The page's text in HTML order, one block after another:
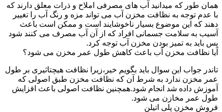
همان طور که میدانید آب های مصرفی املاح و ذرات معلق دارند که
با عدم توجه به نظافت مخزن آب می تواند مزه و رنگ آب را تغییر
دهند که این موضوع بسیار ناخوشایند است و ممکن است باعث
آسیب به سلامت جسمانی افراد که از آن آب مصرف می کنند شود
پس باید به تمیز بودن مخزن آب توجه کرد.
آیا نظافت مخزن آب باعث کاهش طول عمر مخزن می شود؟
تاندر جواب این سوال باید بگویم خیر،زیرا نظافت هیچتاثیری بر طول
عمر مخزن ندارد به شرط آن که نظافت مخزن طبق اصولی که
آموزش داده شد انجام شود.همچنین نظافت اصولی باعث افزایش
طول عمر مخازن می شود.
فروش مخزن پلی اتیلن